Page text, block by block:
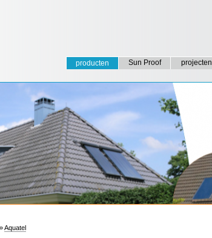
producten Sun Proof projecten
»Aquatel